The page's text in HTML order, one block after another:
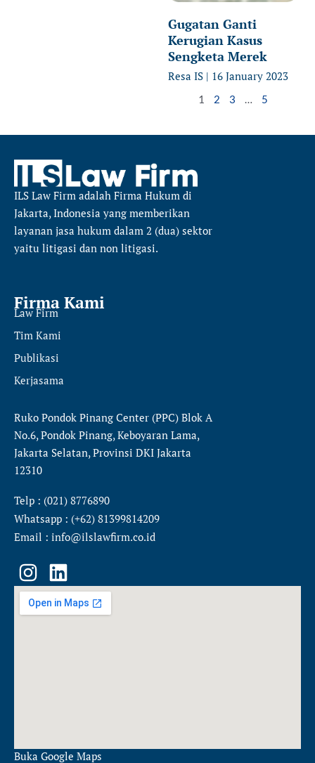
Gugatan Ganti
Kerugian Kasus
Sengketa Merek
Resa IS 16 January 2023
1 2 3 5
ILS Law Firm adalah Firma Hukum di
Jakarta, Indonesia yang memberikan
layanan jasa hukum dalam 2 (dua) sektor
yaitu litigasi dan non litigasi.
Firma Kami
Law Firm
Tim Kami
Publikasi
Kerjasama
Ruko Pondok Pinang Center (PPC) Blok A
No.6, Pondok Pinang, Keboyaran Lama,
Jakarta Selatan, Provinsi DKI Jakarta
12310
Telp : (021) 8776890
Whatsapp : (+62) 81399814209
Email : info@ilslawfirm.co.id
I
n
s
L
i
n
Buka Google Maps